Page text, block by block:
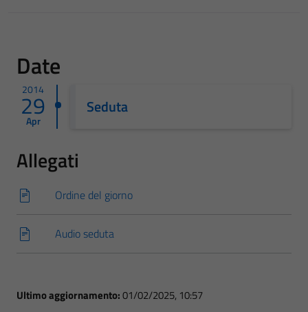
Date
2014
29
Apr
Seduta
Allegati
Ordine del giorno
Audio seduta
Ultimo aggiornamento:01/02/2025, 10:57